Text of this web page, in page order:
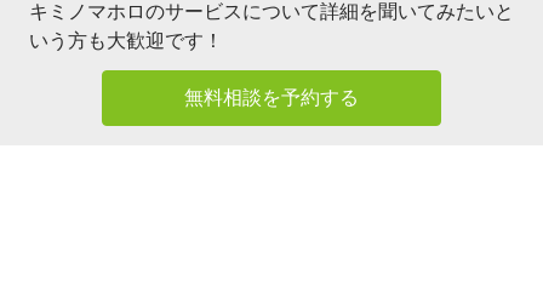
キミノマホロのサービスについて詳細を聞いてみたいと
いう方も大歓迎です！
無料相談を予約する